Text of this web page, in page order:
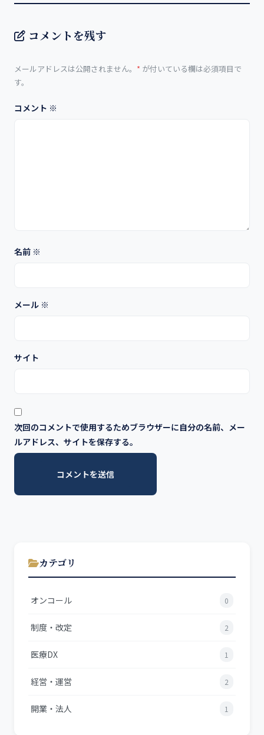
コメントを残す
メールアドレスは公開されません。 * が付いている欄は必須項目で
す。
コメント ※
名前 ※
メール ※
サイト
次回のコメントで使用するためブラウザーに自分の名前、メー
ルアドレス、サイトを保存する。
カテゴリ
オンコール 0
制度・改定 2
医療DX 1
経営・運営 2
開業・法人 1